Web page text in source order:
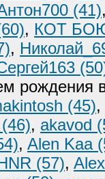
(41)
, КОТ
,
(45),
, akavod
, Alen Kaa
(57),